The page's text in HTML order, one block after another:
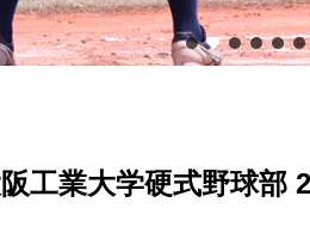
工業大学硬式野球部